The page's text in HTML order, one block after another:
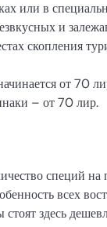
или в
и
скопления
от 70
– от 70 лир.
специй на
всех
здесь